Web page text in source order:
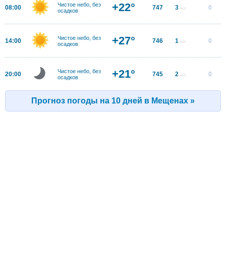
08:00
Чистое небо, без
осадков
+22° 747 3 м/с 0
14:00
Чистое небо, без
осадков
+27° 746 1 м/с 0
20:00
Чистое небо, без
осадков
+21° 745 2 м/с 0
Прогноз погоды на 10 дней в Мещенах »